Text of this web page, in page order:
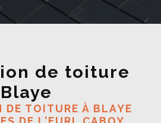
de toiture
DE TOITURE À BLAYE